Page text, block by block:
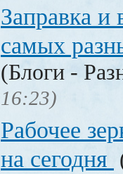
Заправка и
самых
(Блоги -
16:23)
Рабочее
на сегодня